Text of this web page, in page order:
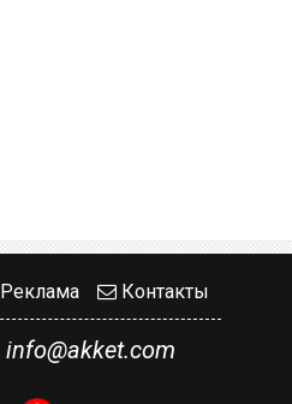
Реклама Контакты
info@akket.com